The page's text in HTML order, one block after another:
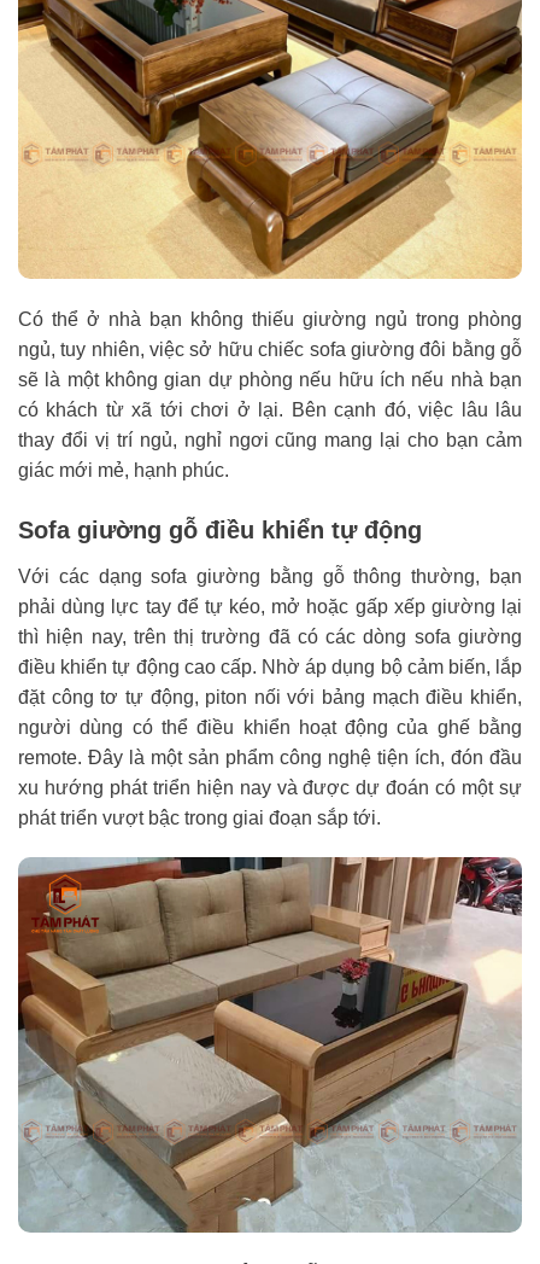
Có thể ở nhà bạn không thiếu giường ngủ trong phòng
ngủ, tuy nhiên, việc sở hữu chiếc sofa giường đôi bằng gỗ
sẽ là một không gian dự phòng nếu hữu ích nếu nhà bạn
có khách từ xã tới chơi ở lại. Bên cạnh đó, việc lâu lâu
thay đổi vị trí ngủ, nghỉ ngơi cũng mang lại cho bạn cảm
giác mới mẻ, hạnh phúc.
Sofa giường gỗ điều khiển tự động
Với các dạng sofa giường bằng gỗ thông thường, bạn
phải dùng lực tay để tự kéo, mở hoặc gấp xếp giường lại
thì hiện nay, trên thị trường đã có các dòng sofa giường
điều khiển tự động cao cấp. Nhờ áp dụng bộ cảm biến, lắp
đặt công tơ tự động, piton nối với bảng mạch điều khiển,
người dùng có thể điều khiển hoạt động của ghế bằng
remote. Đây là một sản phẩm công nghệ tiện ích, đón đầu
xu hướng phát triển hiện nay và được dự đoán có một sự
phát triển vượt bậc trong giai đoạn sắp tới.